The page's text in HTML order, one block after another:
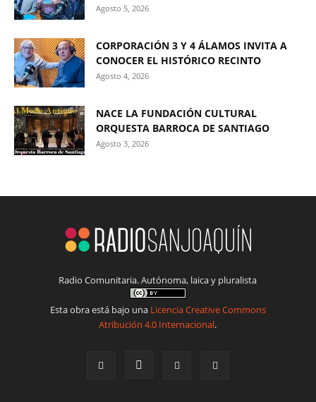
Agosto 5, 2026
CORPORACIÓN 3 Y 4 ÁLAMOS INVITA A
CONOCER EL HISTÓRICO RECINTO
Agosto 4, 2026
NACE LA FUNDACIÓN CULTURAL
ORQUESTA BARROCA DE SANTIAGO
Agosto 3, 2026
Radio Comunitaria. Autónoma, laica y pluralista
Esta obra está bajo una Licencia Creative Commons
Atribución 4.0 Internacional.